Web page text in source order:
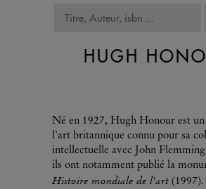
HUGH
Né en 1927, Hugh Honour est
l'art britannique connu pour sa
intellectuelle avec John
ils ont notamment publié la
Histoire mondiale de l'art (1997).